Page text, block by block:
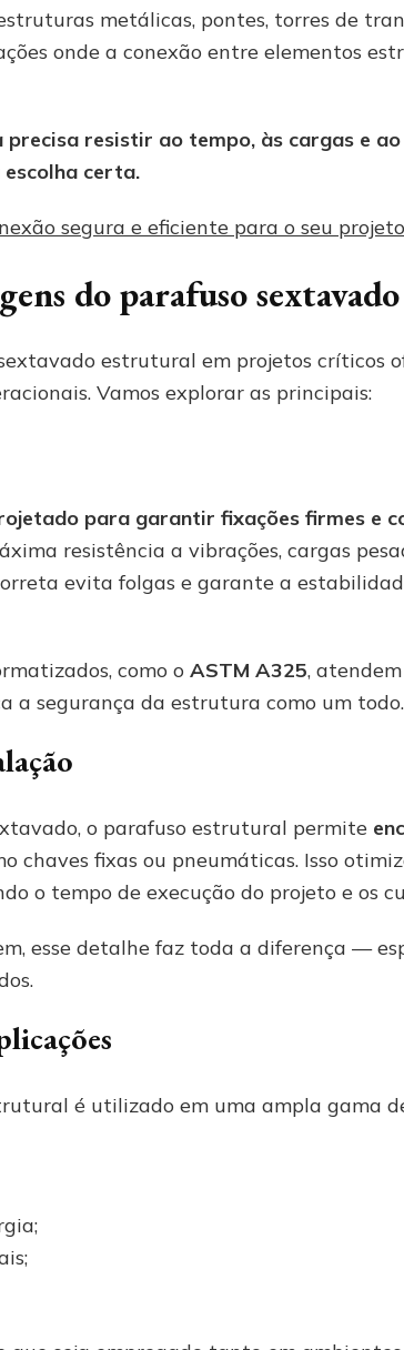
metálicas, pontes, torres de
onde a conexão entre elementos
precisa resistir ao tempo, às cargas e
certa.
segura e eficiente para o seu projeto
do parafuso
estrutural em projetos críticos
Vamos explorar as principais:
para garantir fixações firmes e
resistência a vibrações, cargas
evita folgas e garante a
como o ASTM A325,
a segurança da estrutura como um todo.
o parafuso estrutural permite
chaves fixas ou pneumáticas. Isso
o tempo de execução do projeto e os
esse detalhe faz toda a diferença —
é utilizado em uma ampla gama